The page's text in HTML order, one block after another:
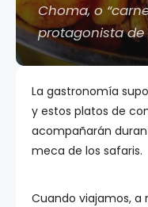
Choma, o
protagonista de
La gastronomía
y estos platos de
acompañarán
meca de los safaris.
Cuando viajamos,